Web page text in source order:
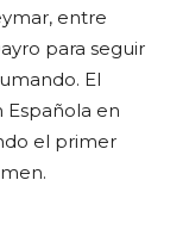
entre
para seguir
El
Española en
el primer